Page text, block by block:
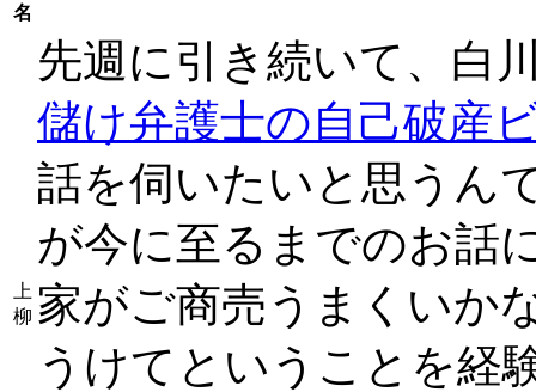
名
上
柳
先週に引き続いて、白
儲け弁護士の自己破産
話を伺いたいと思うん
が今に至るまでのお
家がご商売うまくいか
うけてということを経